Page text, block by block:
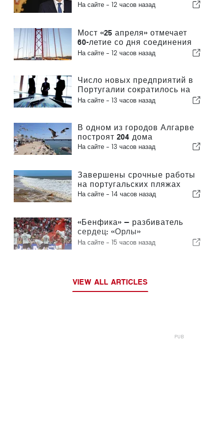
На сайте - 12 часов назад
Мост «25 апреля» отмечает
60-летие со дня соединения
Лиссабона и Альмады
На сайте - 12 часов назад
Число новых предприятий в
Португалии сократилось на
4,2 %
На сайте - 13 часов назад
В одном из городов Алгарве
построят 204 дома
На сайте - 13 часов назад
Завершены срочные работы
на португальских пляжах
На сайте - 14 часов назад
«Бенфика» — разбиватель
сердец: «Орлы»
отправляются в Эдинбург,
На сайте - 15 часов назад
VIEW ALL ARTICLES